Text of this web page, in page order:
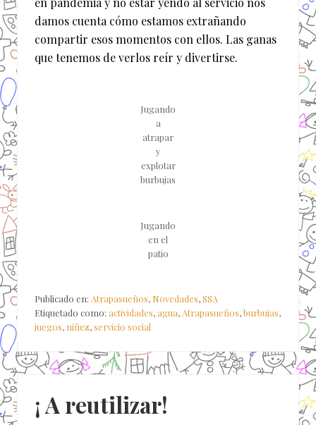
damos cuenta cómo estamos extrañando
compartir esos momentos con ellos. Las ganas
que tenemos de verlos reír y divertirse.
Jugando
a
atrapar
y
explotar
burbujas
Jugando
en el
patio
Publicado en: Atrapasueños, Novedades,SSA
Etiquetado como: actividades,agua, Atrapasueños,burbujas,
juegos, niñez,servicio social
¡ A reutilizar!